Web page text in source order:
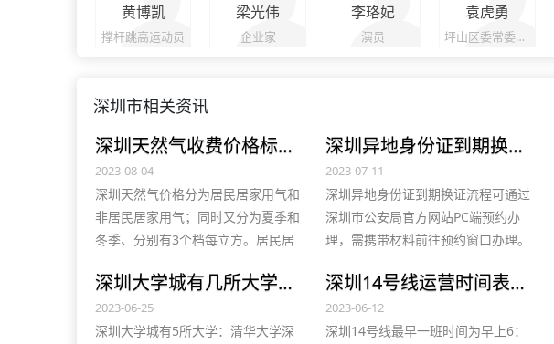
黄博凯
撑杆跳高运动员
梁光伟
企业家
李珞妃
演员
袁虎勇
坪山区委常委，坪山区人民政府常务副区长、党组副书记
深圳市相关资讯
深圳天然气收费价格标准多少？2023官方煤气价格及客服电话
2023-08-04
深圳天然气价格分为居民居家用气和
非居民居家用气；同时又分为夏季和
冬季、分别有3个档每立方。居民居
元；非居民居家用气为3.3元、4.78元
等。详情点击全文阅读~！
深圳异地身份证到期换证流程，附所需材料
2023-07-11
深圳异地身份证到期换证流程可通过
深圳市公安局官方网站PC端预约办
理，需携带材料前往预约窗口办理。
照片回执和其他有效身份证件；未满
16周岁者还需携带监护人证明材料。
深圳大学城有几所大学，附各高校及单位介绍
2023-06-25
深圳大学城有5所大学：清华大学深
深圳14号线运营时间表，最新线路图及开通时间
2023-06-12
深圳14号线最早一班时间为早上6：